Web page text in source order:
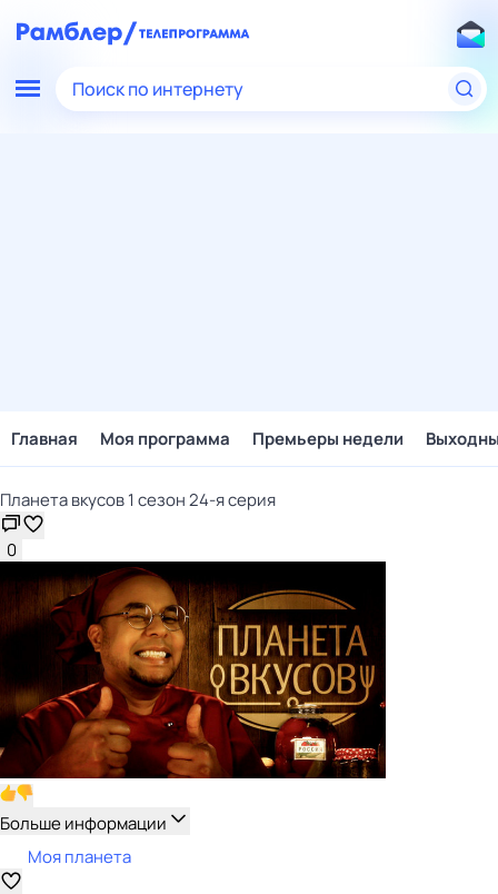
Поиск по интернету
Главная Моя программа Премьеры недели
Планета вкусов 1 сезон 24-я серия
0
Больше информации
Моя планета